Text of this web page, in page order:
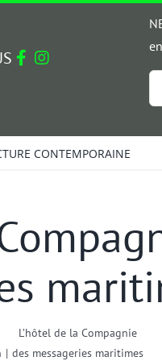
*
CONTEMPORAINE
|
L’hôtel de la Compagnie
des messageries maritimes